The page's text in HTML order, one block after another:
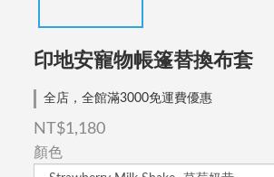
印地安寵物帳篷替換布套
全店，全館滿3000免運費優惠
NT$1,180
顏色